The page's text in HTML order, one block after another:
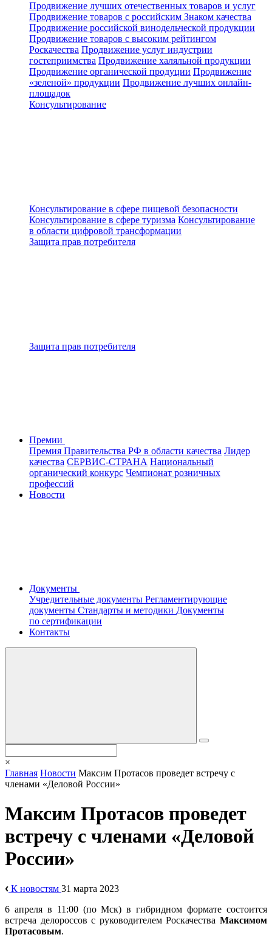
Продвижение лучших отечественных товаров и услуг
Продвижение товаров с российским Знаком качества
Продвижение российской винодельческой продукции
Продвижение товаров с высоким рейтингом
Роскачества Продвижение услуг индустрии
гостеприимства Продвижение халяльной продукции
Продвижение органической продуции Продвижение
«зеленой» продукции Продвижение лучших онлайн-
площадок
Консультирование
Консультирование в сфере пищевой безопасности
Консультирование в сфере туризма Консультирование
в области цифровой трансформации
Защита прав потребителя
Защита прав потребителя
Премии
Премия Правительства РФ в области качества Лидер
качества СЕРВИС-СТРАНА Национальный
органический конкурс Чемпионат розничных
профессий
Новости
Документы
Учредительные документы Регламентирующие
документы Стандарты и методики Документы
по сертификации
Контакты
×
Главная Новости Максим Протасов проведет встречу с
членами «Деловой России»
Максим Протасов проведет
встречу с членами «Деловой
России»
К новостям 31 марта 2023
6 апреля в 11:00 (по Мск) в гибридном формате состоится
встреча делороссов с руководителем Роскачества Максимом
Протасовым.